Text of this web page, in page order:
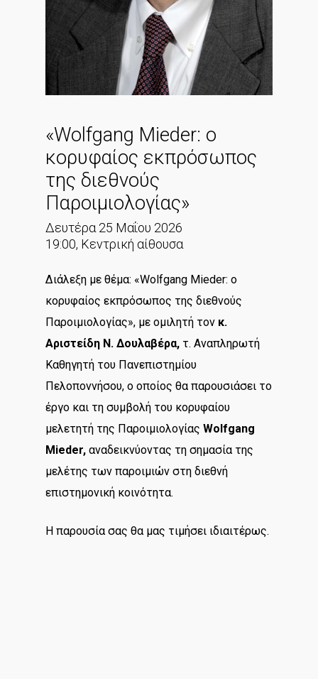
«Wolfgang Mieder: ο
κορυφαίος εκπρόσωπος
της διεθνούς
Παροιμιολογίας»
Δευτέρα 25 Μαΐου 2026
19:00, Κεντρική αίθουσα
Διάλεξη με θέμα: «Wolfgang Mieder: ο
κορυφαίος εκπρόσωπος της διεθνούς
Παροιμιολογίας», με ομιλητή τον κ.
Αριστείδη Ν. Δουλαβέρα, τ. Αναπληρωτή
Καθηγητή του Πανεπιστημίου
Πελοποννήσου, ο οποίος θα παρουσιάσει το
έργο και τη συμβολή του κορυφαίου
μελετητή της Παροιμιολογίας Wolfgang
Mieder, αναδεικνύοντας τη σημασία της
μελέτης των παροιμιών στη διεθνή
επιστημονική κοινότητα.
Η παρουσία σας θα μας τιμήσει ιδιαιτέρως.